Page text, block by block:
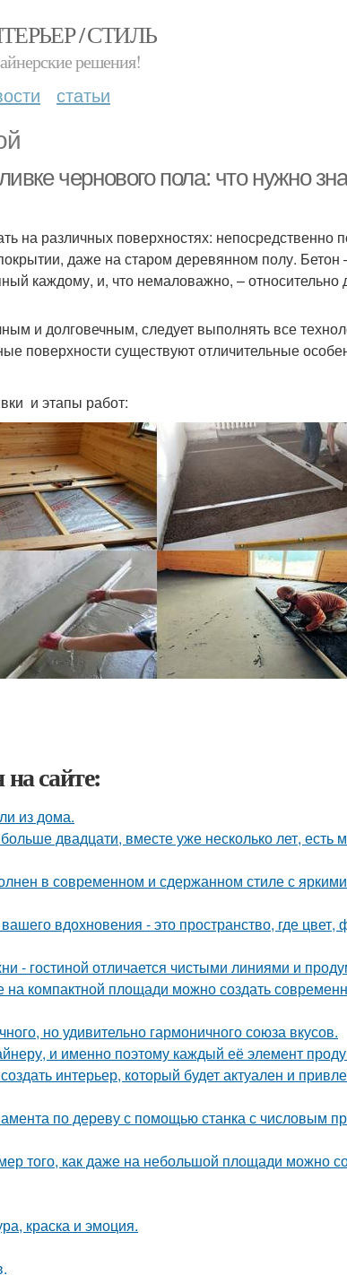
/ СТИЛЬ
решения!
статьи
чернового пола: что нужно
на различных поверхностях: непосредственно
даже на старом деревянном полу. Бетон
каждому, и, что немаловажно, –
и долговечным, следует выполнять все
поверхности существуют отличительные
и этапы работ:
сайте:
из дома.
двадцати, вместе уже несколько лет, есть
в современном и сдержанном стиле с
вдохновения - это пространство, где
- гостиной отличается чистыми линиями и
на компактной площади можно создать
но удивительно гармоничного союза вкусов.
и именно поэтому каждый её элемент
интерьер, который будет актуален и
по дереву с помощью станка с числовым
того, как даже на небольшой площади можно
краска и эмоция.